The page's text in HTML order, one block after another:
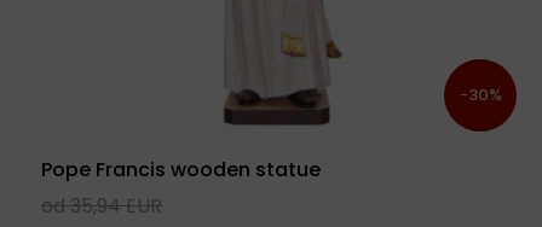
-30%
Pope Francis wooden statue
od 35,94 EUR